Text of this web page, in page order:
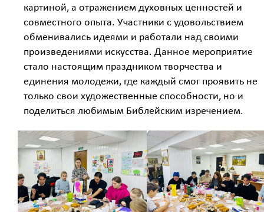
картиной, а отражением духовных ценностей и
совместного опыта. Участники с удовольствием
обменивались идеями и работали над своими
произведениями искусства. Данное мероприятие
стало настоящим праздником творчества и
единения молодежи, где каждый смог проявить не
только свои художественные способности, но и
поделиться любимым Библейским изречением.